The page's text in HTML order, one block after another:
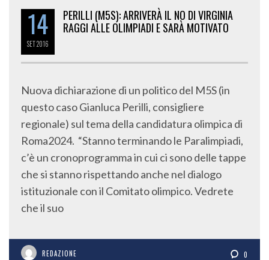
14
SET2016
PERILLI (M5S): ARRIVERÀ IL NO DI VIRGINIA
RAGGI ALLE OLIMPIADI E SARÀ MOTIVATO
Nuova dichiarazione di un politico del M5S (in
questo caso Gianluca Perilli, consigliere
regionale) sul tema della candidatura olimpica di
Roma2024. “Stanno terminando le Paralimpiadi,
c’è un cronoprogramma in cui ci sono delle tappe
che si stanno rispettando anche nel dialogo
istituzionale con il Comitato olimpico. Vedrete
che il suo
REDAZIONE 0